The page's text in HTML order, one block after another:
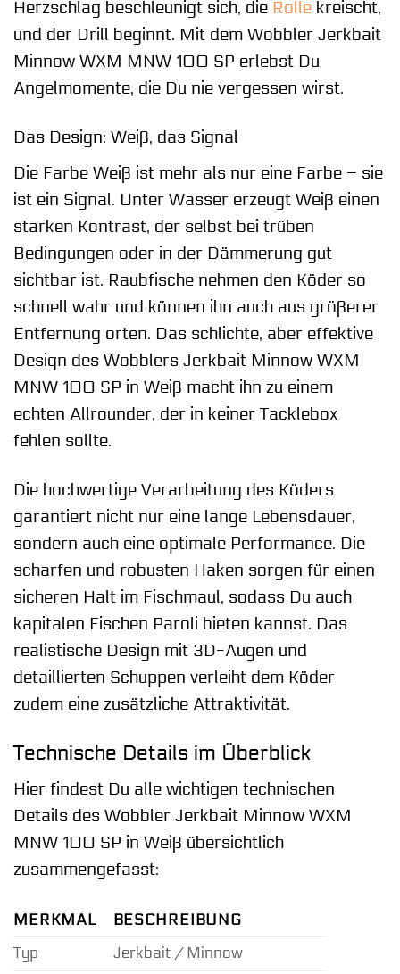
Herzschlag beschleunigt sich, die Rolle kreischt,
und der Drill beginnt. Mit dem Wobbler Jerkbait
Minnow WXM MNW 100 SP erlebst Du
Angelmomente, die Du nie vergessen wirst.
Das Design: Weiß, das Signal
Die Farbe Weiß ist mehr als nur eine Farbe – sie
ist ein Signal. Unter Wasser erzeugt Weiß einen
starken Kontrast, der selbst bei trüben
Bedingungen oder in der Dämmerung gut
sichtbar ist. Raubfische nehmen den Köder so
schnell wahr und können ihn auch aus größerer
Entfernung orten. Das schlichte, aber effektive
Design des Wobblers Jerkbait Minnow WXM
MNW 100 SP in Weiß macht ihn zu einem
echten Allrounder, der in keiner Tacklebox
fehlen sollte.
Die hochwertige Verarbeitung des Köders
garantiert nicht nur eine lange Lebensdauer,
sondern auch eine optimale Performance. Die
scharfen und robusten Haken sorgen für einen
sicheren Halt im Fischmaul, sodass Du auch
kapitalen Fischen Paroli bieten kannst. Das
realistische Design mit 3D-Augen und
detaillierten Schuppen verleiht dem Köder
zudem eine zusätzliche Attraktivität.
Technische Details im Überblick
Hier findest Du alle wichtigen technischen
Details des Wobbler Jerkbait Minnow WXM
MNW 100 SP in Weiß übersichtlich
zusammengefasst:
MERKMAL
BESCHREIBUNG
Typ
Jerkbait / Minnow